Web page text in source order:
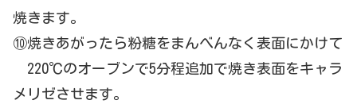
焼きます。
⑩焼きあがったら粉糖をまんべんなく表面にかけて
220℃のオーブンで5分程追加で焼き表面をキャラ
メリゼさせます。